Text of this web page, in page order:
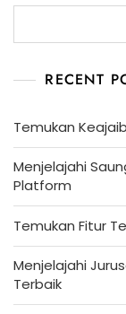
RECENT
Temukan
Menjelajahi
Platform
Temukan Fitur
Menjelajahi
Terbaik